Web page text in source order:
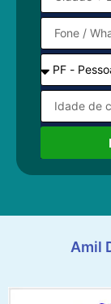
Amil